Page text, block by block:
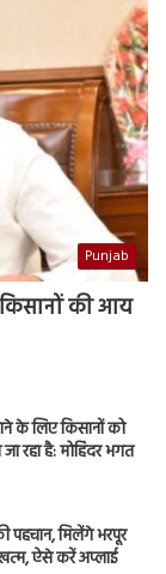
Punjab
की आय
के लिए किसानों को
रहा है: मोहिंदर भगत
पहचान, मिलेंगे भरपूर
ऐसे करें अप्लाई